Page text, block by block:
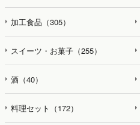
加工食品（305）
スイーツ・お菓子（255）
酒（40）
料理セット（172）